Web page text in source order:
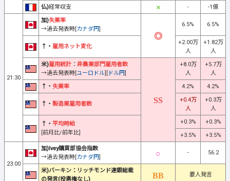
仏)経常収支 - -1億
21:30
加)失業率
→過去発表時[カナダ円]
6.5% 6.5%
↑・ 雇用ネット変化
+2.00万
人
+1.82万
人
米)雇用統計 ： 非農業部門雇用者数
→過去発表時[ユーロドル][ ドル円]
+8.0万
人
+5.7万
人
↑・ 失業率 4.2% 4.2%
↑・ 製造業雇用者数
+0.4万
人
+0.3万
人
↑・ 平均時給
[前月比/前年比]
+0.3%
+0.3%
+3.5%
+3.5%
23:00
加)Ivey購買部協会指数
→過去発表時[カナダ円]
- 56.2
米)バーキン：リッチモンド連銀総裁
の発言(投票権なし)
要人発言